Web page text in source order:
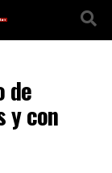
de
y con